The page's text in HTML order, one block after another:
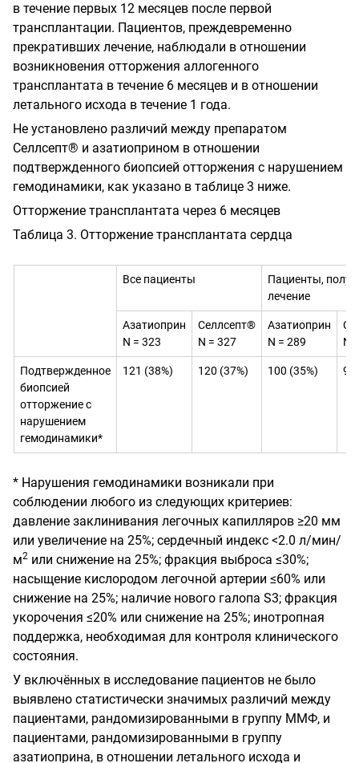
в течение первых 12 месяцев после первой
трансплантации. Пациентов, преждевременно
прекративших лечение, наблюдали в отношении
возникновения отторжения аллогенного
трансплантата в течение 6 месяцев и в отношении
летального исхода в течение 1 года.
Не установлено различий между препаратом
Селлсепт® и азатиоприном в отношении
подтвержденного биопсией отторжения с нарушением
гемодинамики, как указано в таблице 3 ниже.
Отторжение трансплантата через 6 месяцев
Таблица 3. Отторжение трансплантата сердца
Все пациенты
Пациенты,
лечение
Азатиоприн
N = 323
Селлсепт®
N = 327
Азатиоприн
N = 289
N
Подтвержденное
биопсией
отторжение с
нарушением
гемодинамики*
121 (38%) 120 (37%) 100 (35%) 92
* Нарушения гемодинамики возникали при
соблюдении любого из следующих критериев:
давление заклинивания легочных капилляров ≥20 мм
или увеличение на 25%; сердечный индекс <2.0 л/мин/
м2 или снижение на 25%; фракция выброса ≤30%;
насыщение кислородом легочной артерии ≤60% или
снижение на 25%; наличие нового галопа S3; фракция
укорочения ≤20% или снижение на 25%; инотропная
поддержка, необходимая для контроля клинического
состояния.
У включённых в исследование пациентов не было
выявлено статистически значимых различий между
пациентами, рандомизированными в группу ММФ, и
пациентами, рандомизированными в группу
азатиоприна, в отношении летального исхода и